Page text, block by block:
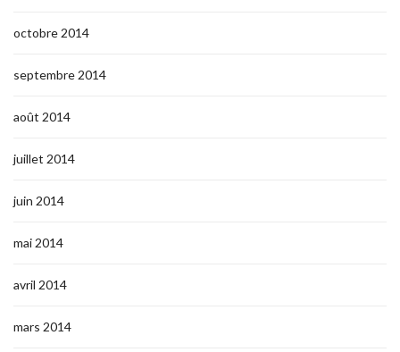
octobre 2014
septembre 2014
août 2014
juillet 2014
juin 2014
mai 2014
avril 2014
mars 2014